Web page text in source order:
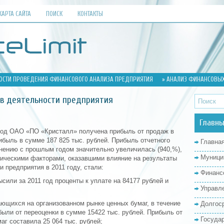
САЙТА ПОИСК КОНТАКТЫ
ПРОВЕДЕНИЯ ФИНАНСОВОГО АНАЛИЗА ПРЕДПРИЯТИЯ » АНАЛИЗ
деятельности предприятия
ОАО «ПО «Кристалл» получена прибыль от продаж в
в сумме 187 825 тыс. рублей. Прибыль отчетного
с прошлым годом значительно увеличилась (940,%),
факторами, оказавшими влияние на результаты
предприятия в 2011 году, стали:
за 2011 год проценты к уплате на 84177 рублей и
на организованном рынке ценных бумаг, в течение
от переоценки в сумме 15422 тыс. рублей. Прибыль от
составила 25 064 тыс. рублей;